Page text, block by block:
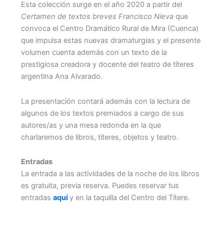
Esta colección surge en el año 2020 a partir del
Certamen de textos breves Francisco Nieva que
convoca el Centro Dramático Rural de Mira (Cuenca)
que impulsa estas nuevas dramaturgias y el presente
volumen cuenta además con un texto de la
prestigiosa creadora y docente del teatro de títeres
argentina Ana Alvarado.
La presentación contará además con la lectura de
algunos de los textos premiados a cargo de sus
autores/as y una mesa redonda en la que
charlaremos de libros, títeres, objetos y teatro.
Entradas
La entrada a las actividades de la noche de los libros
es gratuita, previa reserva. Puedes reservar tus
entradasaquíy en la taquilla del Centro del Títere.